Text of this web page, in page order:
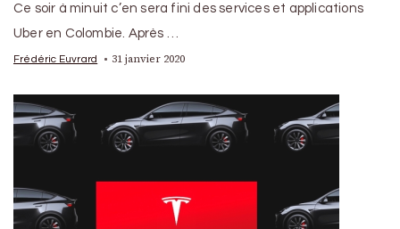
Ce soir à minuit c’en sera fini des services et applications
Uber en Colombie. Après …
Frédéric Euvrard 31 janvier 2020